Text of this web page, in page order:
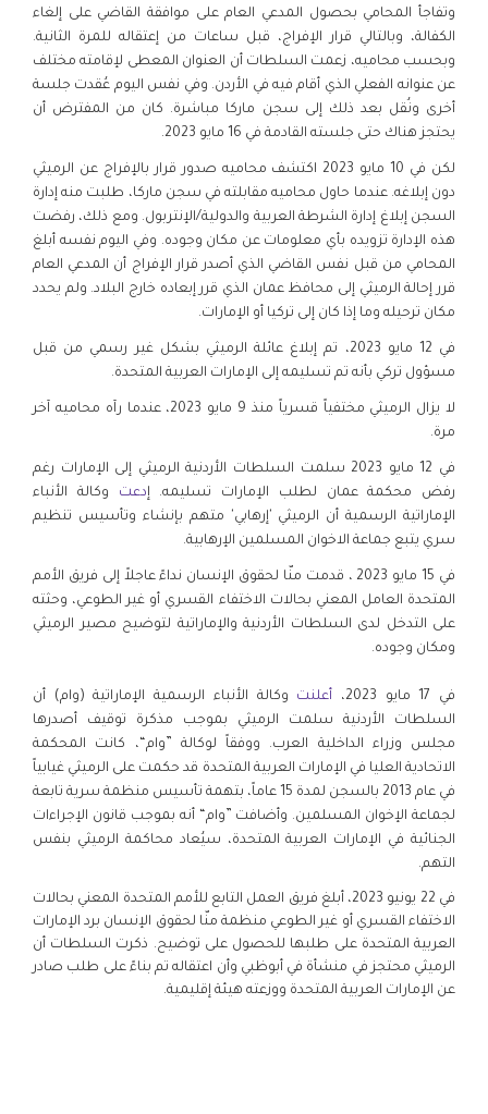
وتفاجأ المحامي بحصول المدعي العام على موافقة القاضي على إلغاء
الكفالة، وبالتالي قرار الإفراج، قبل ساعات من إعتقاله للمرة الثانية.
وبحسب محاميه، زعمت السلطات أن العنوان المعطى لإقامته مختلف
عن عنوانه الفعلي الذي أقام فيه في الأردن. وفي نفس اليوم عُقدت جلسة
أخرى ونُقل بعد ذلك إلى سجن ماركا مباشرة. كان من المفترض أن
يحتجز هناك حتى جلسته القادمة في 16 مايو 2023.
لكن في 10 مايو 2023 اكتشف محاميه صدور قرار بالإفراج عن الرميثي
دون إبلاغه. عندما حاول محاميه مقابلته في سجن ماركا، طلبت منه إدارة
السجن إبلاغ إدارة الشرطة العربية والدولية/الإنتربول. ومع ذلك، رفضت
هذه الإدارة تزويده بأي معلومات عن مكان وجوده. وفي اليوم نفسه أبلغ
المحامي من قبل نفس القاضي الذي أصدر قرار الإفراج أن المدعي العام
قرر إحالة الرميثي إلى محافظ عمان الذي قرر إبعاده خارج البلاد. ولم يحدد
مكان ترحيله وما إذا كان إلى تركيا أو الإمارات.
في 12 مايو 2023، تم إبلاغ عائلة الرميثي بشكل غير رسمي من قبل
مسؤول تركي بأنه تم تسليمه إلى الإمارات العربية المتحدة.
لا يزال الرميثي مختفياً قسرياً منذ 9 مايو 2023، عندما رآه محاميه آخر
مرة.
في 12 مايو 2023 سلمت السلطات الأردنية الرميثي إلى الإمارات رغم
رفض محكمة عمان لطلب الإمارات تسليمه. إدعت
وكالة الأنباء
الإماراتية الرسمية أن الرميثي 'إرهابي' متهم بإنشاء وتأسيس تنظيم
سري يتبع جماعة الاخوان المسلمين الإرهابية.
في 15 مايو 2023 ، قدمت منّا لحقوق الإنسان نداءً عاجلاً إلى فريق الأمم
المتحدة العامل المعني بحالات الاختفاء القسري أو غير الطوعي، وحثته
على التدخل لدى السلطات الأردنية والإماراتية لتوضيح مصير الرميثي
ومكان وجوده.
في 17 مايو 2023، أعلنت وكالة الأنباء الرسمية الإماراتية (وام) أن
السلطات الأردنية سلمت الرميثي بموجب مذكرة توقيف أصدرها
مجلس وزراء الداخلية العرب. ووفقاً لوكالة ”وام“، كانت المحكمة
الاتحادية العليا في الإمارات العربية المتحدة قد حكمت على الرميثي غيابياً
في عام 2013 بالسجن لمدة 15 عاماً، بتهمة تأسيس منظمة سرية تابعة
لجماعة الإخوان المسلمين. وأضافت ”وام“ أنه بموجب قانون الإجراءات
الجنائية في الإمارات العربية المتحدة، سيُعاد محاكمة الرميثي بنفس
التهم.
في 22 يونيو 2023، أبلغ فريق العمل التابع للأمم المتحدة المعني بحالات
الاختفاء القسري أو غير الطوعي منظمة منّا لحقوق الإنسان برد الإمارات
العربية المتحدة على طلبها للحصول على توضيح. ذكرت السلطات أن
الرميثي محتجز في منشأة في أبوظبي وأن اعتقاله تم بناءً على طلب صادر
عن الإمارات العربية المتحدة ووزعته هيئة إقليمية.